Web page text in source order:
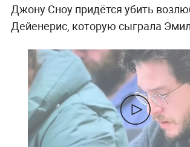
Джону Сноу придётся убить
Дейенерис, которую сыграла